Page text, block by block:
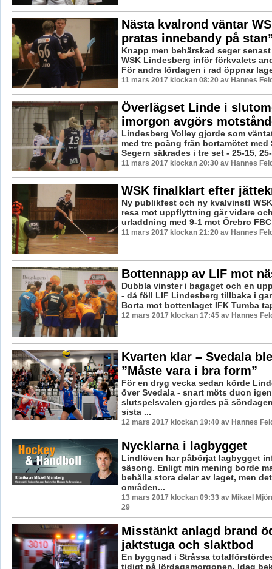
Nästa kvalrond väntar
pratas innebandy på
Knapp men behärskad seger
WSK Lindesberg inför förkvalets
För andra lördagen i rad öppnar
11 mars 2017 klockan 08:20 av Hannes
Överlägset Linde i
imorgon avgörs
Lindesberg Volley gjorde som
med tre poäng från bortamötet med
Segern säkrades i tre set - 25-15,
11 mars 2017 klockan 20:30 av Hannes
WSK finalklart efter
Ny publikfest och ny kvalvinst!
resa mot uppflyttning går vidare
urladdning med 9-1 mot Örebro
11 mars 2017 klockan 21:20 av Hannes
Bottennapp av LIF mot
Dubbla vinster i bagaget och en
- då föll LIF Lindesberg tillbaka i
Borta mot bottenlaget IFK Tumba
12 mars 2017 klockan 17:45 av Hannes
Kvarten klar – Svedala
”Måste vara i bra form”
För en dryg vecka sedan körde
över Svedala - snart möts duon
slutspelsvalen gjordes på
sista ...
12 mars 2017 klockan 19:40 av Hannes
Nycklarna i lagbygget
Lindlöven har påbörjat lagbygget
säsong. Enligt min mening borde
behålla stora delar av laget, men
områden...
13 mars 2017 klockan 09:33 av Mikael
29
Misstänkt anlagd brand
jaktstuga och slaktbod
En byggnad i Stråssa
tidigt på lördagsmorgonen. Idag